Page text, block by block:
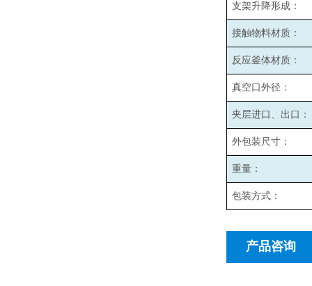
支架升降形成：
接触物料材质：
反应釜体材质：
真空口外径：
夹层进口、出口：
外包装尺寸：
重量：
包装方式：
产品咨询